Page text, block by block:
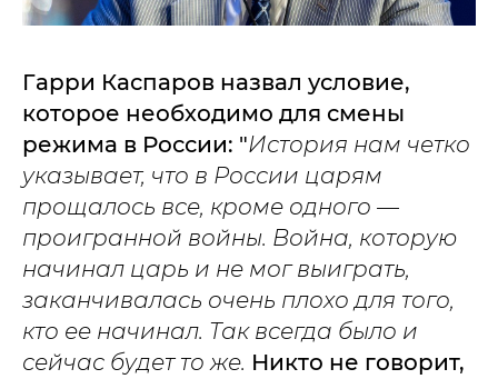
Гарри Каспаров назвал условие,
которое необходимо для смены
режима в России: "История нам четко
указывает, что в России царям
прощалось все, кроме одного —
проигранной войны. Война, которую
начинал царь и не мог выиграть,
заканчивалась очень плохо для того,
кто ее начинал. Так всегда было и
сейчас будет то же. Никто не говорит,